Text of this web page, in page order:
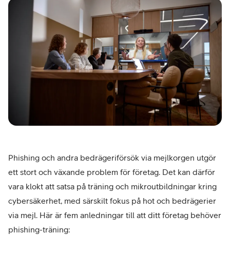
Phishing och andra bedrägeriförsök via mejlkorgen utgör
ett stort och växande problem för företag. Det kan därför
vara klokt att satsa på träning och mikroutbildningar kring
cybersäkerhet, med särskilt fokus på hot och bedrägerier
via mejl. Här är fem anledningar till att ditt företag behöver
phishing-träning: